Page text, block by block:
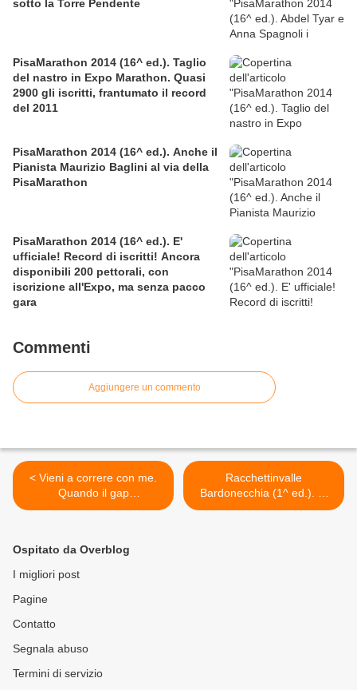
sotto la Torre Pendente
PisaMarathon 2014 (16^ ed.). Taglio
del nastro in Expo Marathon. Quasi
2900 gli iscritti, frantumato il record
del 2011
PisaMarathon 2014 (16^ ed.). Anche il
Pianista Maurizio Baglini al via della
PisaMarathon
PisaMarathon 2014 (16^ ed.). E'
ufficiale! Record di iscritti! Ancora
disponibili 200 pettorali, con
iscrizione all'Expo, ma senza pacco
gara
Commenti
Aggiungere un commento
< Vieni a correre con me.
Quando il gap
generazionale tra un padre
assieme
Racchettinvalle
Bardonecchia (1^ ed.). Si
svolgerà domenica 9
Ospitato da Overblog
I migliori post
Pagine
Contatto
Segnala abuso
Termini di servizio